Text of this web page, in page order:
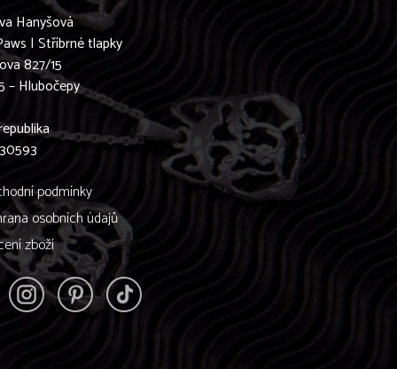
Hanyšová
| Stříbrné tlapky
827/15
– Hlubočepy
podmínky
osobních údajů
zboží